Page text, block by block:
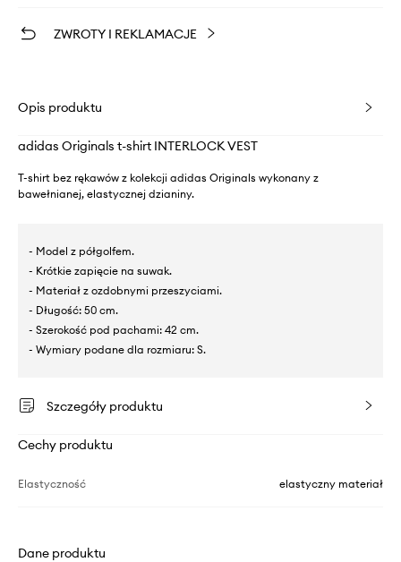
ZWROTY I REKLAMACJE
Opis produktu
adidas Originals t-shirt INTERLOCK VEST
T-shirt bez rękawów z kolekcji adidas Originals wykonany z
bawełnianej, elastycznej dzianiny.
- Model z półgolfem.
- Krótkie zapięcie na suwak.
- Materiał z ozdobnymi przeszyciami.
- Długość: 50 cm.
- Szerokość pod pachami: 42 cm.
- Wymiary podane dla rozmiaru: S.
Szczegóły produktu
Cechy produktu
Elastyczność elastyczny materiał
Dane produktu